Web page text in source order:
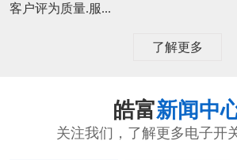
客户评为质量.服...
了解更多
皓富新闻中
关注我们，了解更多电子开